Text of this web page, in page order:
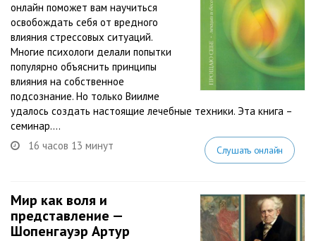
онлайн поможет вам научиться
освобождать себя от вредного
влияния стрессовых ситуаций.
Многие психологи делали попытки
популярно объяснить принципы
влияния на собственное
подсознание. Но только Виилме
удалось создать настоящие лечебные техники. Эта книга –
семинар....
16 часов 13 минут
Слушать онлайн
Мир как воля и
представление —
Шопенгауэр Артур